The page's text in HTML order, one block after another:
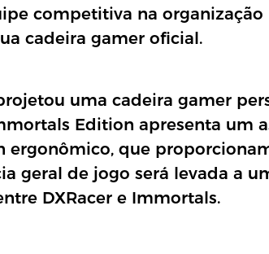
competitiva na
cadeira gamer oficial.
uma cadeira gamer
Edition apresenta um
ergonômico, que
geral de jogo será levada a
DXRacer e Immortals.